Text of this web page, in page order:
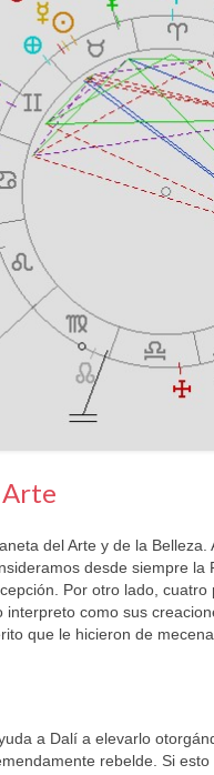
Arte
del Arte y de la
desde siempre
Por otro lado,
interpreto como sus
que le hicieron de
a Dalí a elevarlo
rebelde. Si